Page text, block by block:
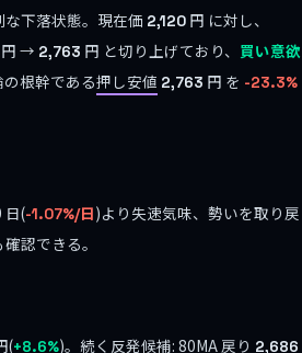
下落状態。現在価 2,120 円 に対し、
→ 2,763 円 と切り上げており、 買い意欲
根幹である押し安値 2,763 円 を -23.3%
日(-1.07%/日)より失速気味、勢いを取り戻
認できる。
(+8.6%)。続く反発候補: 80MA 戻り 2,686